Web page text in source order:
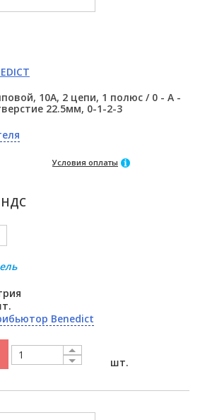
10А, 2 цепи, 1 полюс / 0 - A -
22.5мм, 0-1-2-3
Условия оплаты
НДС
Benedict
шт.